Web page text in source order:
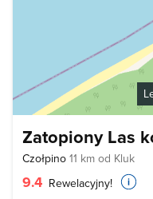
Zatopiony Las
Czołpino 11 km od Kluk
9.4 Rewelacyjny!